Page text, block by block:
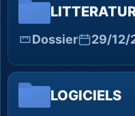
Dossier 29/12/
LOGICIELS